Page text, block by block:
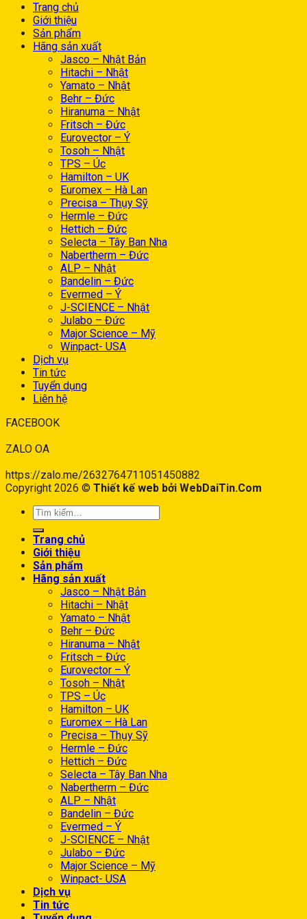
Trang chủ
Giới thiệu
Sản phẩm
Hãng sản xuất
Jasco – Nhật Bản
Hitachi – Nhật
Yamato – Nhật
Behr – Đức
Hiranuma – Nhật
Fritsch – Đức
Eurovector – Ý
Tosoh – Nhật
TPS – Úc
Hamilton – UK
Euromex – Hà Lan
Precisa – Thụy Sỹ
Hermle – Đức
Hettich – Đức
Selecta – Tây Ban Nha
Nabertherm – Đức
ALP – Nhật
Bandelin – Đức
Evermed – Ý
J-SCIENCE – Nhật
Julabo – Đức
Major Science – Mỹ
Winpact- USA
Dịch vụ
Tin tức
Tuyển dụng
Liên hệ
FACEBOOK
ZALO OA
https://zalo.me/2632764711051450882
Copyright 2026 © Thiết kế web bởi WebDaiTin.Com
Trang chủ
Giới thiệu
Sản phẩm
Hãng sản xuất
Jasco – Nhật Bản
Hitachi – Nhật
Yamato – Nhật
Behr – Đức
Hiranuma – Nhật
Fritsch – Đức
Eurovector – Ý
Tosoh – Nhật
TPS – Úc
Hamilton – UK
Euromex – Hà Lan
Precisa – Thụy Sỹ
Hermle – Đức
Hettich – Đức
Selecta – Tây Ban Nha
Nabertherm – Đức
ALP – Nhật
Bandelin – Đức
Evermed – Ý
J-SCIENCE – Nhật
Julabo – Đức
Major Science – Mỹ
Winpact- USA
Dịch vụ
Tin tức